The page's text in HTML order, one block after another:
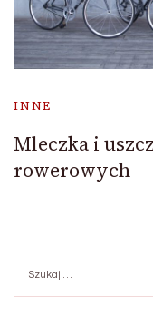
INNE
Mleczka i
rowerowych